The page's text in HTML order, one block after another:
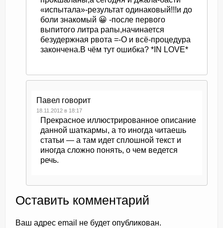
«испытала»-результат одинаковый!!!и до
боли знакомый 😀 -после первого
выпитого литра рапы,начинается
безудержная рвота =-O и всё-процедура
закончена.В чём тут ошибка? *IN LOVE*
Павел говорит
18.11.2012 в 18:17
Прекрасное иллюстрированное описание
данной шаткармы, а то иногда читаешь
статьи — а там идет сплошной текст и
иногда сложно понять, о чем ведется
речь.
Оставить комментарий
Ваш адрес email не будет опубликован.